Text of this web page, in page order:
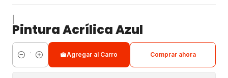
Pintura Acrílica Azul
Cantidad
Agregar al Carro Comprar ahora